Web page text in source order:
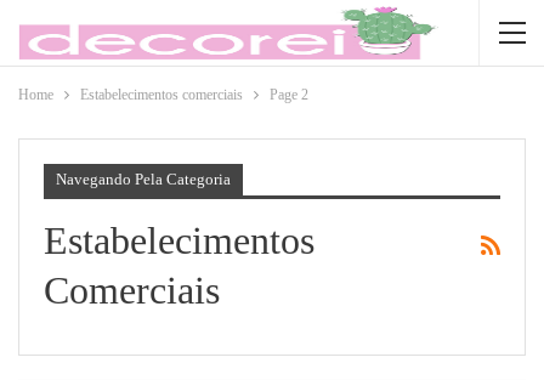
Home Estabelecimentos comerciais Page 2
Navegando Pela Categoria
Estabelecimentos
Comerciais